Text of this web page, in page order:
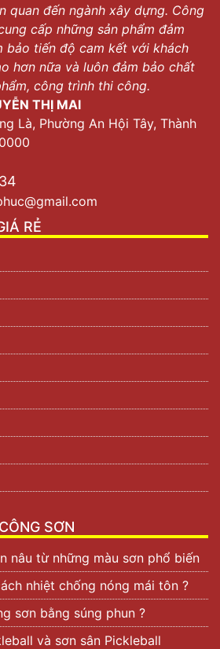
quan đến ngành xây dựng. Công
cấp những sản phẩm đảm
bảo tiến độ cam kết với khách
hơn nữa và luôn đảm bảo chất
công trình thi công.
THỊ MAI
Là, Phường An Hội Tây, Thành
RẺ
SƠN
nâu từ những màu sơn phổ biến
nhiệt chống nóng mái tôn ?
sơn bằng súng phun ?
và sơn sân Pickleball